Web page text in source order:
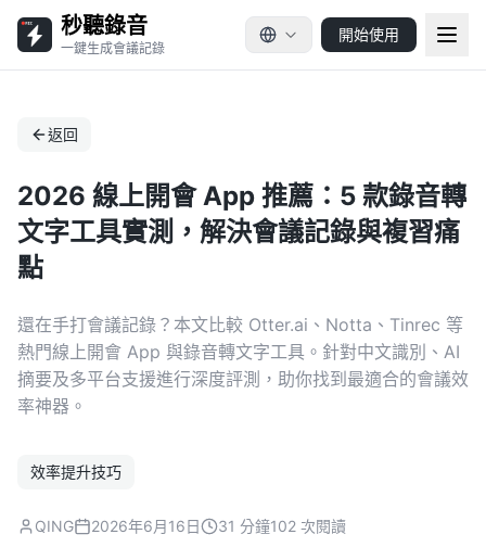
秒聽錄音
一鍵生成會議記錄
開始使用
返回
2026 線上開會 App 推薦：5 款錄音轉
文字工具實測，解決會議記錄與複習痛
點
還在手打會議記錄？本文比較 Otter.ai、Notta、Tinrec 等
熱門線上開會 App 與錄音轉文字工具。針對中文識別、AI
摘要及多平台支援進行深度評測，助你找到最適合的會議效
率神器。
效率提升技巧
QING 2026年6月16日 31 分鐘102 次閱讀